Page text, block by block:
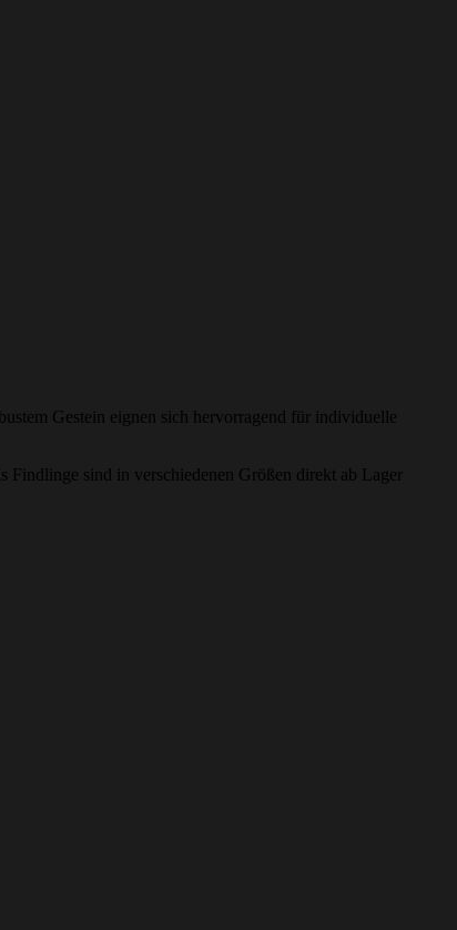
Gestein eignen sich hervorragend für individuelle
Findlinge sind in verschiedenen Größen direkt ab Lager